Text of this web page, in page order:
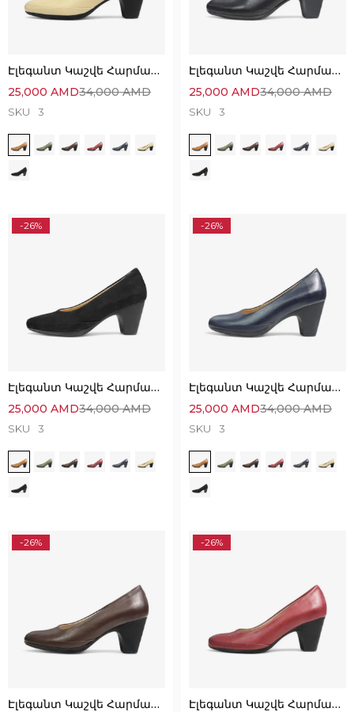
Էլեգանտ Կաշվե Հարմարավետ Կոշիկներ
34,000AMD
25,000 AMD
SKU 3
Էլեգանտ Կաշվե Հարմարավետ Կոշիկներ
34,000AMD
25,000 AMD
SKU 3
-26%
Էլեգանտ Կաշվե Հարմարավետ Կոշիկներ
34,000AMD
25,000 AMD
SKU 3
-26%
Էլեգանտ Կաշվե Հարմարավետ Կոշիկներ
34,000AMD
25,000 AMD
SKU 3
-26%
Էլեգանտ Կաշվե Հարմարավետ Կոշիկներ
-26%
Էլեգանտ Կաշվե Հարմարավետ Կոշիկներ